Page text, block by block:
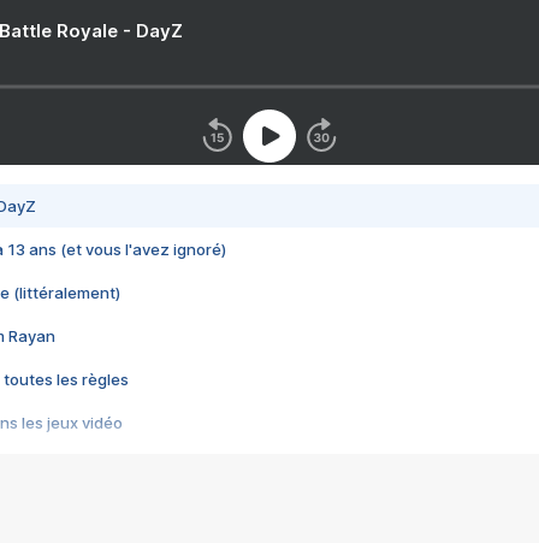
Royale - DayZ
13 ans (et vous l'avez ignoré)
(littéralement)
Rayan
toutes les règles
les jeux vidéo